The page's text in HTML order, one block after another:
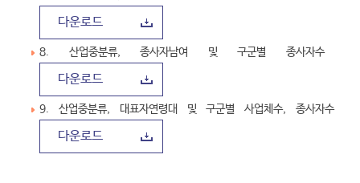
다운로드
8. 산업중분류, 종사자남여 및 구군별 종사자수
다운로드
9. 산업중분류, 대표자연령대 및 구군별 사업체수, 종사자수
다운로드